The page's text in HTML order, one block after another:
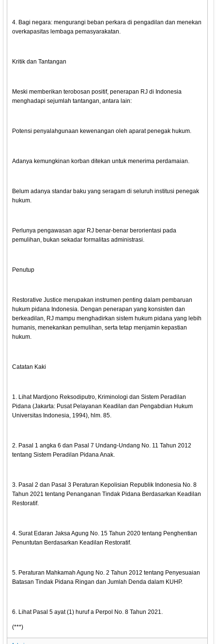
4. Bagi negara: mengurangi beban perkara di pengadilan dan menekan
overkapasitas lembaga pemasyarakatan.
Kritik dan Tantangan
Meski memberikan terobosan positif, penerapan RJ di Indonesia
menghadapi sejumlah tantangan, antara lain:
Potensi penyalahgunaan kewenangan oleh aparat penegak hukum.
Adanya kemungkinan korban ditekan untuk menerima perdamaian.
Belum adanya standar baku yang seragam di seluruh institusi penegak
hukum.
Perlunya pengawasan agar RJ benar-benar berorientasi pada
pemulihan, bukan sekadar formalitas administrasi.
Penutup
Restorative Justice merupakan instrumen penting dalam pembaruan
hukum pidana Indonesia. Dengan penerapan yang konsisten dan
berkeadilan, RJ mampu menghadirkan sistem hukum pidana yang lebih
humanis, menekankan pemulihan, serta tetap menjamin kepastian
hukum.
Catatan Kaki
1. Lihat Mardjono Reksodiputro, Kriminologi dan Sistem Peradilan
Pidana (Jakarta: Pusat Pelayanan Keadilan dan Pengabdian Hukum
Universitas Indonesia, 1994), hlm. 85.
2. Pasal 1 angka 6 dan Pasal 7 Undang-Undang No. 11 Tahun 2012
tentang Sistem Peradilan Pidana Anak.
3. Pasal 2 dan Pasal 3 Peraturan Kepolisian Republik Indonesia No. 8
Tahun 2021 tentang Penanganan Tindak Pidana Berdasarkan Keadilan
Restoratif.
4. Surat Edaran Jaksa Agung No. 15 Tahun 2020 tentang Penghentian
Penuntutan Berdasarkan Keadilan Restoratif.
5. Peraturan Mahkamah Agung No. 2 Tahun 2012 tentang Penyesuaian
Batasan Tindak Pidana Ringan dan Jumlah Denda dalam KUHP.
6. Lihat Pasal 5 ayat (1) huruf a Perpol No. 8 Tahun 2021.
(***)